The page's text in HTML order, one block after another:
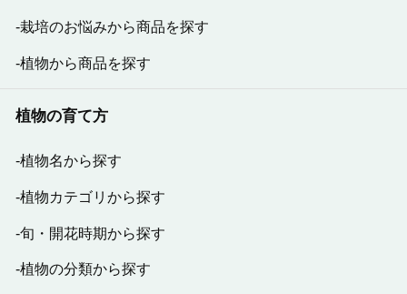
栽培のお悩みから商品を探す
植物から商品を探す
植物の育て方
植物名から探す
植物カテゴリから探す
旬・開花時期から探す
植物の分類から探す